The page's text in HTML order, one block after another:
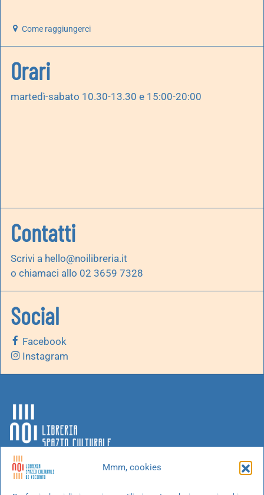
Mmm, cookies
Come raggiungerci
Orari
martedì-sabato 10.30-13.30 e 15:00-20:00
Contatti
Scrivi a hello@noilibreria.it
o chiamaci allo 02 3659 7328
Social
Facebook
Instagram